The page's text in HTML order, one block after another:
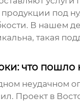
под
В нашем
такая
что пошло
неудачном
Проект в